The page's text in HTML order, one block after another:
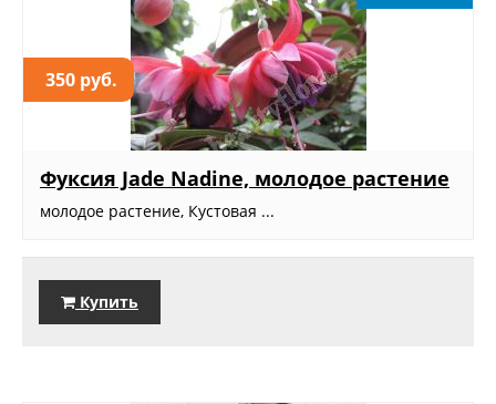
350 руб.
Фуксия Jade Nadinе, молодое растение
молодое растение, Кустовая ...
Купить